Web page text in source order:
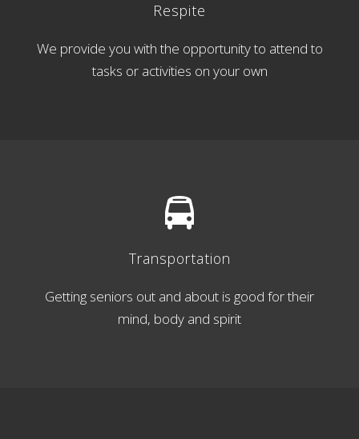
Respite
We provide you with the opportunity to attend to
tasks or activities on your own
Transportation
Getting seniors out and about is good for their
mind, body and spirit